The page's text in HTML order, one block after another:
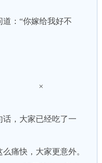
：“你嫁给我好不
×
，大家已经吃了一
痛快，大家更意外。